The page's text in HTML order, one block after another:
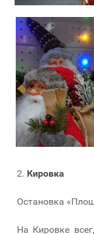
2. Кировка
Остановка
На Кировке